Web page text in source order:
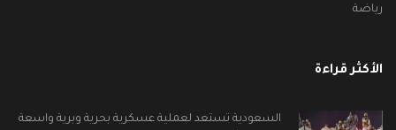
رياضة
الأكثر قراءة
السعودية تستعد لعملية عسكرية بحرية وبرية واسعة